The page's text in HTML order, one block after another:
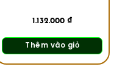
1.132.000 ₫
Thêm vào giỏ